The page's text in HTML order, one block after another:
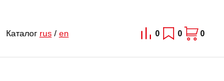
Каталог rus/ en 0 0 0